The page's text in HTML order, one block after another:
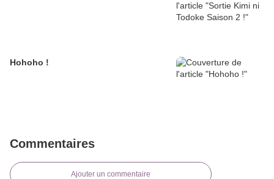
Hohoho !
Commentaires
Ajouter un commentaire